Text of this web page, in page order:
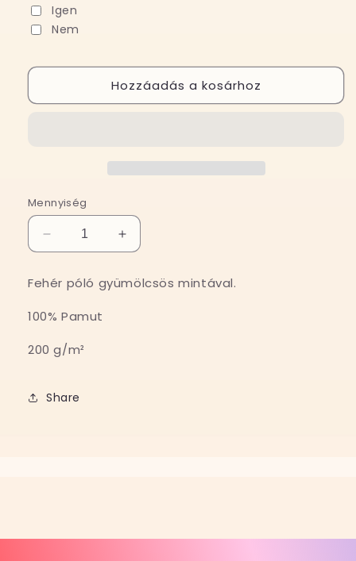
Igen
Nem
Hozzáadás a kosárhoz
Mennyiség
AVOCADO
póló
THE
mennyiségének
csökkentése
AVOCADO
póló
THE
Fehér póló gyümölcsös mintával.
100% Pamut
200 g/m²
Share